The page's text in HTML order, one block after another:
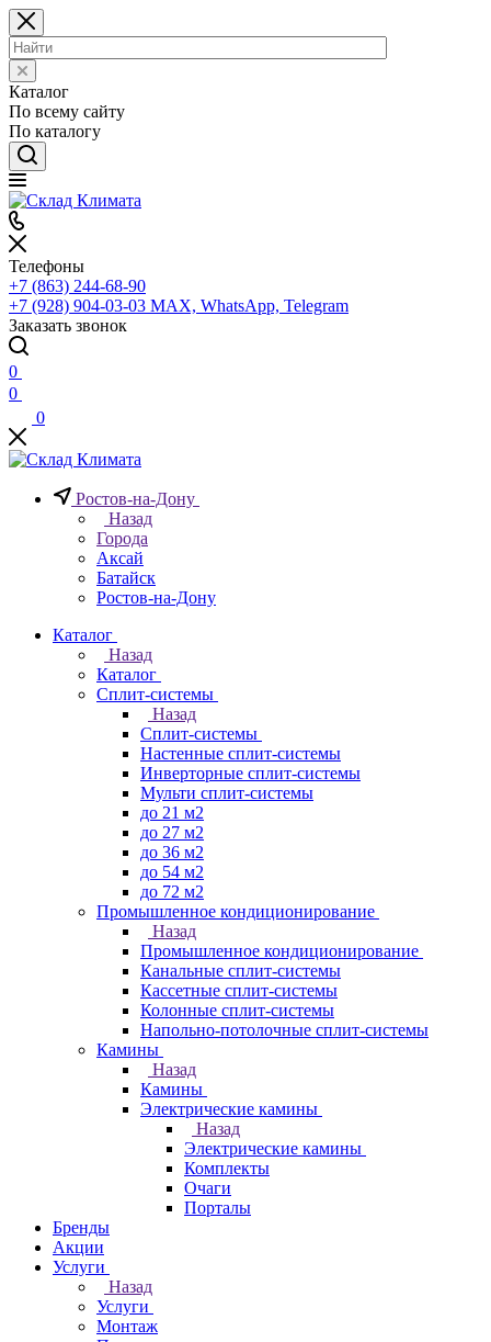
Каталог
По всему сайту
По каталогу
Телефоны
+7 (863) 244-68-90
+7 (928) 904-03-03 MAX, WhatsApp, Telegram
Заказать звонок
0
0
0
Ростов-на-Дону
Назад
Города
Аксай
Батайск
Ростов-на-Дону
Каталог
Назад
Каталог
Сплит-системы
Назад
Сплит-системы
Настенные сплит-системы
Инверторные сплит-системы
Мульти сплит-системы
до 21 м2
до 27 м2
до 36 м2
до 54 м2
до 72 м2
Промышленное кондиционирование
Назад
Промышленное кондиционирование
Канальные сплит-системы
Кассетные сплит-системы
Колонные сплит-системы
Напольно-потолочные сплит-системы
Камины
Назад
Камины
Электрические камины
Назад
Электрические камины
Комплекты
Очаги
Порталы
Бренды
Акции
Услуги
Назад
Услуги
Монтаж